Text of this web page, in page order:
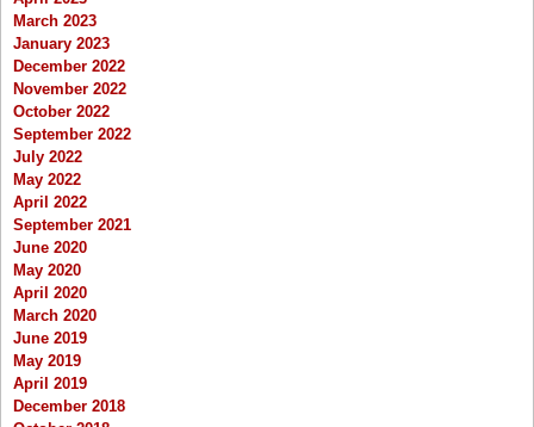
March 2023
January 2023
December 2022
November 2022
October 2022
September 2022
July 2022
May 2022
April 2022
September 2021
June 2020
May 2020
April 2020
March 2020
June 2019
May 2019
April 2019
December 2018